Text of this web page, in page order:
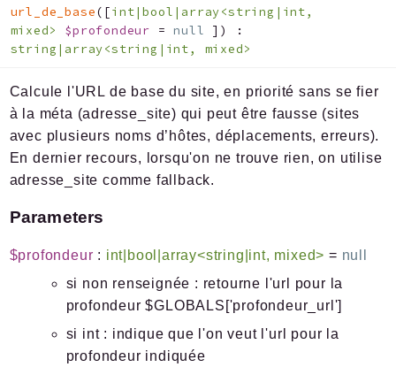
url_de_base( [int|bool|array<string|int,
mixed> $profondeur =null ] )
:
string|array<string|int, mixed>
Calcule l'URL de base du site, en priorité sans se fier
à la méta (adresse_site) qui peut être fausse (sites
avec plusieurs noms d’hôtes, déplacements, erreurs).
En dernier recours, lorsqu'on ne trouve rien, on utilise
adresse_site comme fallback.
Parameters
$profondeur : int|bool|array<string|int, mixed> = null
si non renseignée : retourne l'url pour la
profondeur $GLOBALS['profondeur_url']
si int : indique que l'on veut l'url pour la
profondeur indiquée